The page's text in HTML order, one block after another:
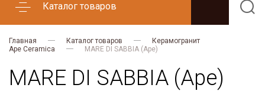
Каталог товаров
Главная Каталог товаров
Керамогранит
Ape Ceramica
MARE DI SABBIA (Ape)
MARE DI SABBIA (Ape)